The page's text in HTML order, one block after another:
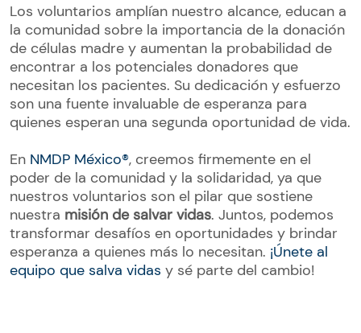
Los voluntarios amplían nuestro alcance, educan a
la comunidad sobre la importancia de la donación
de células madre y aumentan la probabilidad de
encontrar a los potenciales donadores que
necesitan los pacientes. Su dedicación y esfuerzo
son una fuente invaluable de esperanza para
quienes esperan una segunda oportunidad de vida.
En NMDP México®, creemos firmemente en el
poder de la comunidad y la solidaridad, ya que
nuestros voluntarios son el pilar que sostiene
nuestra misión de salvar vidas. Juntos, podemos
transformar desafíos en oportunidades y brindar
esperanza a quienes más lo necesitan. ¡Únete al
equipo que salva vidas y sé parte del cambio!